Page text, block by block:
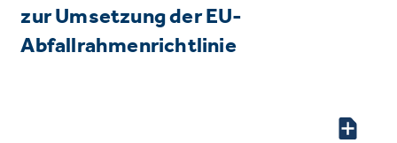
zur Umsetzung der EU-
Abfallrahmenrichtlinie